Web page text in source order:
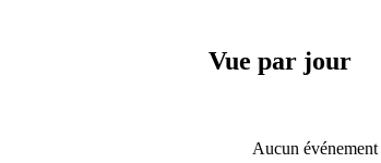
Vue par jour
Aucun événement